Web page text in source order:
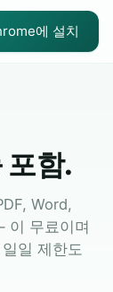
에 설치
포함.
Word,
이 무료이며
일 제한도